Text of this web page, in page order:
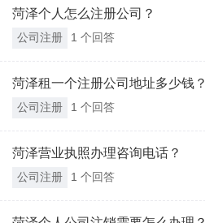
菏泽个人怎么注册公司？
公司注册 1 个回答
菏泽租一个注册公司地址多少钱？
公司注册 1 个回答
菏泽营业执照办理咨询电话？
公司注册 1 个回答